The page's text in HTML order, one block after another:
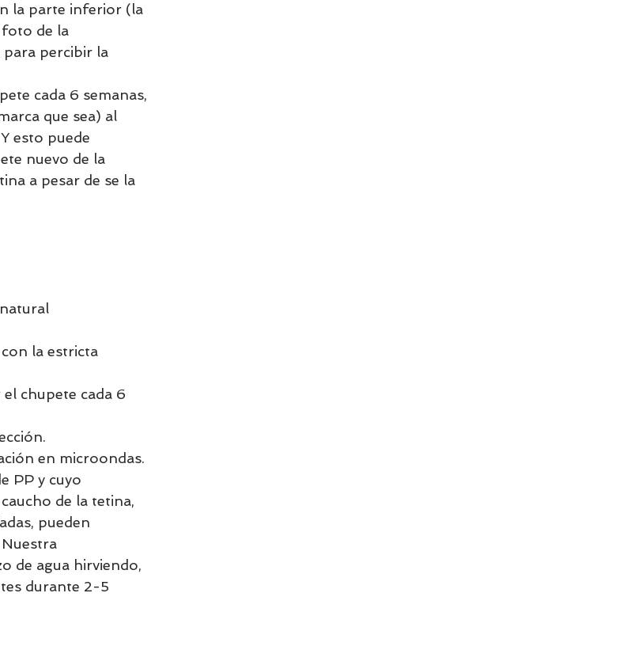
la parte inferior (la
foto de la
para percibir la
cada 6 semanas,
que sea) al
esto puede
nuevo de la
a pesar de se la
la estricta
chupete cada 6
en microondas.
PP y cuyo
de la tetina,
pueden
de agua hirviendo,
durante 2-5